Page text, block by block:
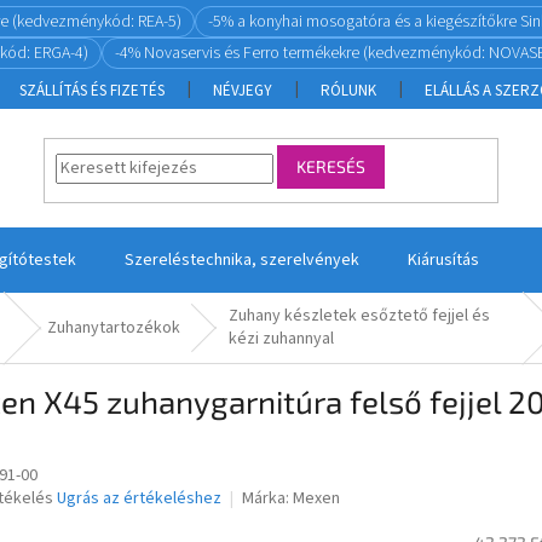
(kedvezménykód: REA-5)
-5% a konyhai mosogatóra és a kiegészítőkre
ERGA-4)
-4% Novaservis és Ferro termékekre (kedvezménykód:
SZÁLLÍTÁS ÉS FIZETÉS NÉVJEGY RÓLUNK ELÁLLÁS A
KERESÉS
Szereléstechnika, szerelvények Kiárusítás
Zuhanytartozékok
Zuhany készletek esőztető fejjel és
kézi zuhannyal
X45 zuhanygarnitúra felső fejjel
00
Ugrás az értékeléshez Márka: Mexen